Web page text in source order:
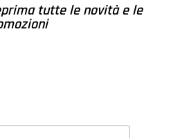
tutte le novità e le